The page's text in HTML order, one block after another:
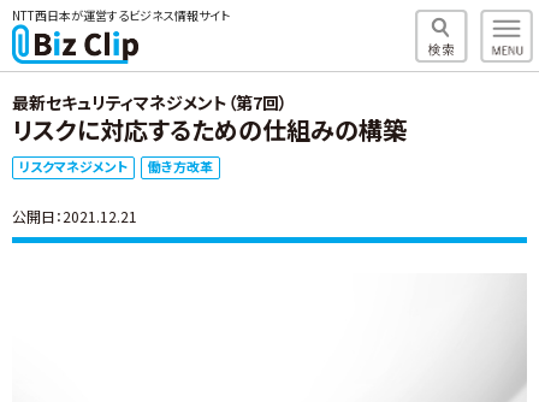
NTT西日本が運営するビジネス情報サイト
最新セキュリティマネジメント（第7回）
リスクに対応するための仕組みの構築
リスクマネジメント 働き方改革
公開日：2021.12.21